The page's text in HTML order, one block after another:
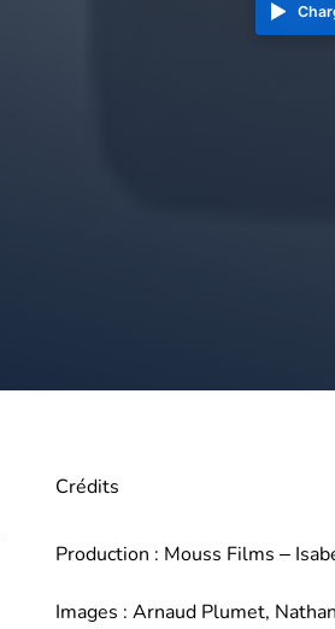
Crédits
Production : Mouss Films –
Images : Arnaud Plumet,